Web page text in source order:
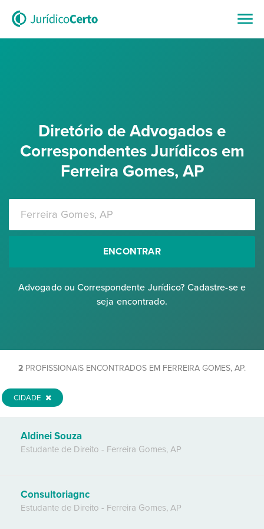
Diretório de Advogados e
Correspondentes Jurídicos em
Ferreira Gomes, AP
ENCONTRAR
Advogado ou Correspondente Jurídico? Cadastre-se e
seja encontrado.
2 PROFISSIONAIS ENCONTRADOS EM FERREIRA GOMES, AP.
CIDADE
Aldinei Souza
Estudante de Direito - Ferreira Gomes, AP
Consultoriagnc
Estudante de Direito - Ferreira Gomes, AP